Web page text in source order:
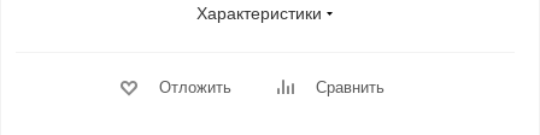
Характеристики
Отложить Сравнить